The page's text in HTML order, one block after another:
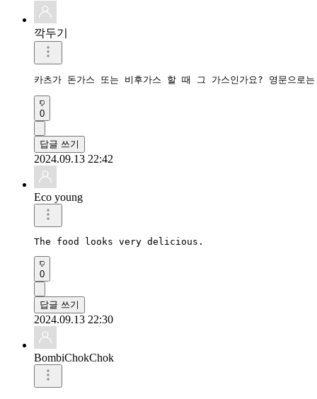
깍두기
카츠가 돈가스 또는 비후가스 할 때 그 가스인가요? 영문으
0
답글 쓰기
2024.09.13 22:42
Eco young
The food looks very delicious.
0
답글 쓰기
2024.09.13 22:30
BombiChokChok